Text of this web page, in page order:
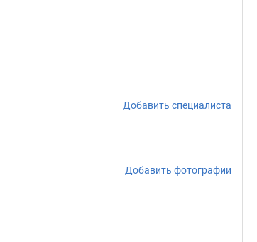
Добавить специалиста
Добавить фотографии